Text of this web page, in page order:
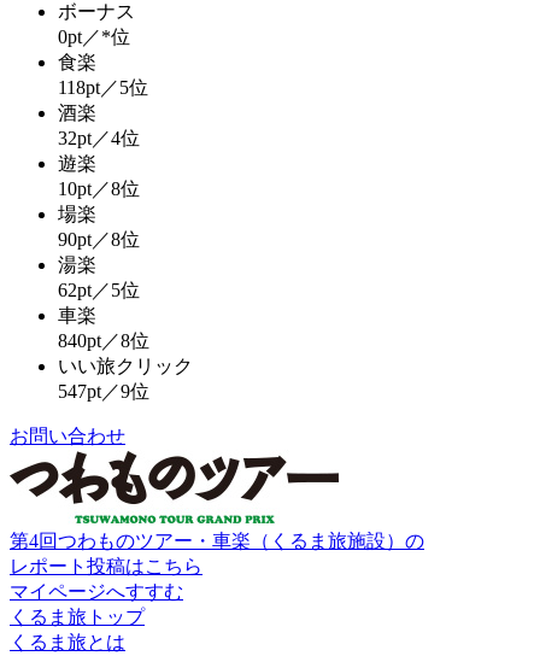
ボーナス
0pt／*位
食楽
118pt／5位
酒楽
32pt／4位
遊楽
10pt／8位
場楽
90pt／8位
湯楽
62pt／5位
車楽
840pt／8位
いい旅クリック
547pt／9位
お問い合わせ
第4回つわものツアー・車楽（くるま旅施設）の
レポート投稿はこちら
マイページへすすむ
くるま旅トップ
くるま旅とは